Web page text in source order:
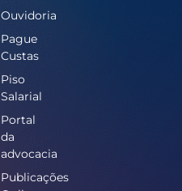
Ouvidoria
Pague
Custas
Piso
Salarial
Portal
da
advocacia
Publicações